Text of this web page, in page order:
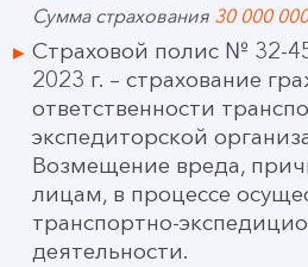
Сумма страхования 30 000
Страховой полис № 32-
2023 г. – страхование
ответственности
экспедиторской
Возмещение вреда,
лицам, в процессе
транспортно-
деятельности.